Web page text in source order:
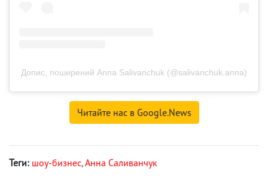
Допис, поширений Anna Salivanchuk (@salivanchuk.anna)
Читайте нас в Google.News
Теги: шоу-бизнес,Анна Саливанчук